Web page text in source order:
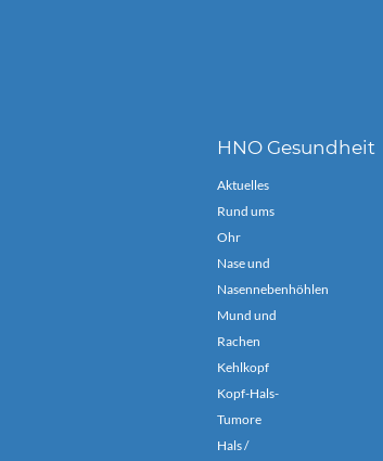
HNO Gesundheit
Aktuelles
Rund ums
Ohr
Nase und
Nasennebenhöhlen
Mund und
Rachen
Kehlkopf
Kopf-Hals-
Tumore
Hals /